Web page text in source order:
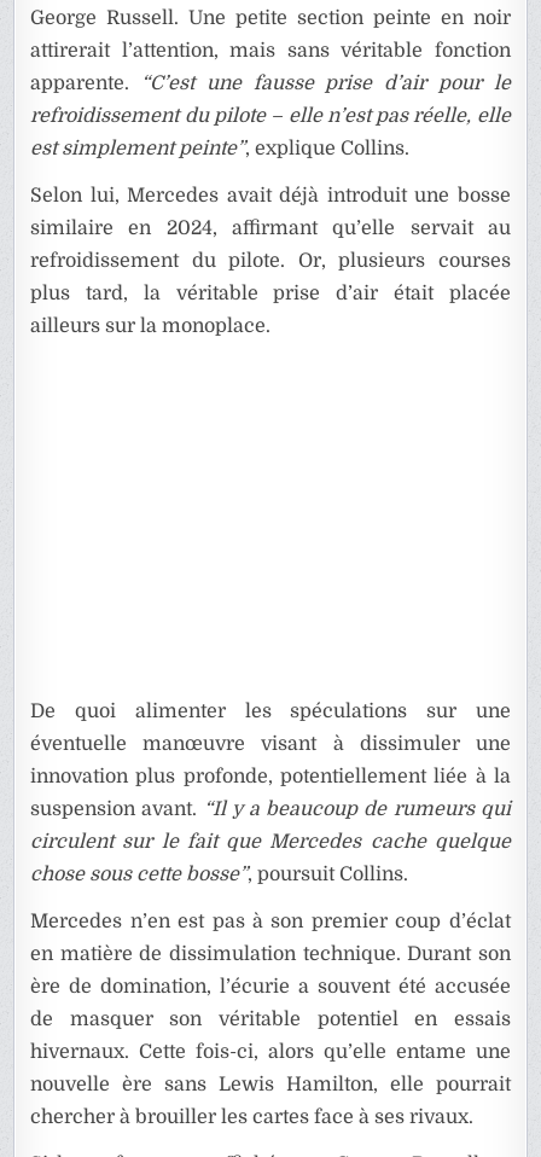
George Russell. Une petite section peinte en noir
attirerait l’attention, mais sans véritable fonction
apparente.
“C’est une fausse prise d’air pour le
refroidissement du pilote – elle n’est pas réelle, elle
est simplement peinte”, explique Collins.
Selon lui, Mercedes avait déjà introduit une bosse
similaire en 2024, affirmant qu’elle servait au
refroidissement du pilote. Or, plusieurs courses
plus tard, la véritable prise d’air était placée
ailleurs sur la monoplace.
De quoi alimenter les spéculations sur une
éventuelle manœuvre visant à dissimuler une
innovation plus profonde, potentiellement liée à la
suspension avant. “Il y a beaucoup de rumeurs qui
circulent sur le fait que Mercedes cache quelque
chose sous cette bosse”, poursuit Collins.
Mercedes n’en est pas à son premier coup d’éclat
en matière de dissimulation technique. Durant son
ère de domination, l’écurie a souvent été accusée
de masquer son véritable potentiel en essais
hivernaux. Cette fois-ci, alors qu’elle entame une
nouvelle ère sans Lewis Hamilton, elle pourrait
chercher à brouiller les cartes face à ses rivaux.